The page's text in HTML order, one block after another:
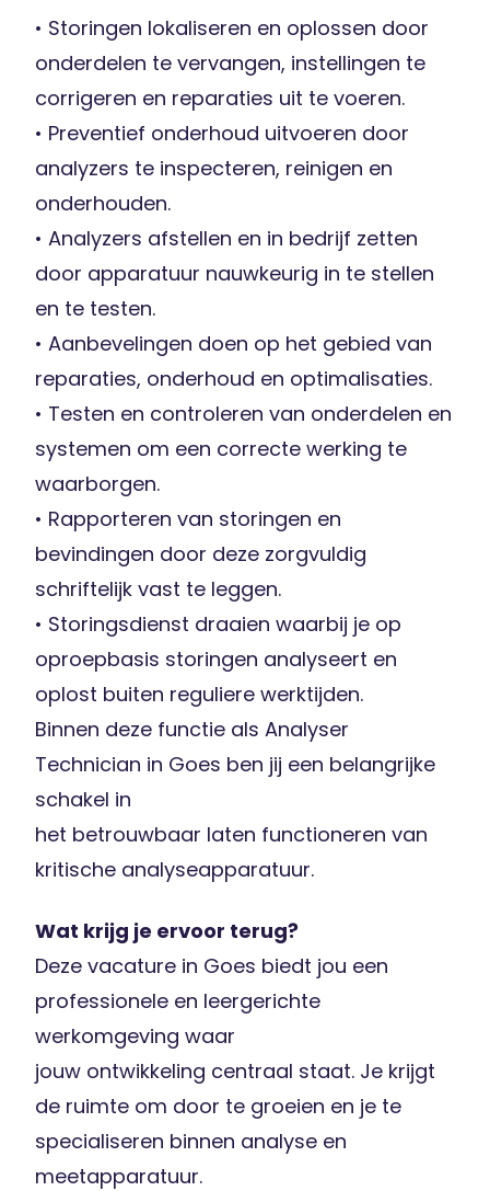
• Storingen lokaliseren en oplossen door
onderdelen te vervangen, instellingen te
corrigeren en reparaties uit te voeren.
• Preventief onderhoud uitvoeren door
analyzers te inspecteren, reinigen en
onderhouden.
• Analyzers afstellen en in bedrijf zetten
door apparatuur nauwkeurig in te stellen
en te testen.
• Aanbevelingen doen op het gebied van
reparaties, onderhoud en optimalisaties.
• Testen en controleren van onderdelen en
systemen om een correcte werking te
waarborgen.
• Rapporteren van storingen en
bevindingen door deze zorgvuldig
schriftelijk vast te leggen.
• Storingsdienst draaien waarbij je op
oproepbasis storingen analyseert en
oplost buiten reguliere werktijden.
Binnen deze functie als Analyser
Technician in Goes ben jij een belangrijke
schakel in
het betrouwbaar laten functioneren van
kritische analyseapparatuur.
Wat krijg je ervoor terug?
Deze vacature in Goes biedt jou een
professionele en leergerichte
werkomgeving waar
jouw ontwikkeling centraal staat. Je krijgt
de ruimte om door te groeien en je te
specialiseren binnen analyse en
meetapparatuur.